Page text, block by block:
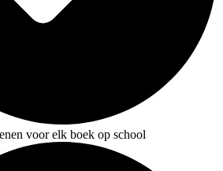
voor elk boek op school